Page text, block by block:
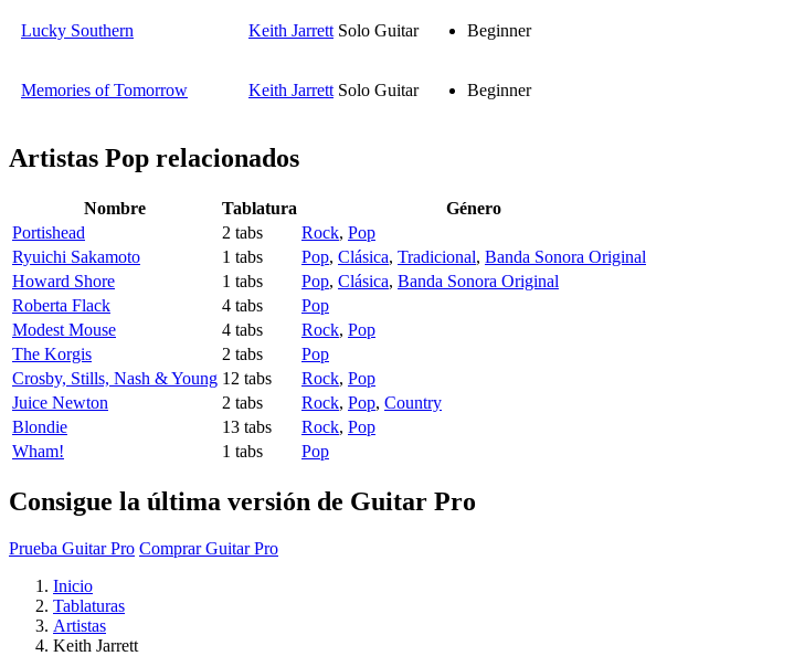
Lucky Southern Keith Jarrett Solo Guitar Beginner
Memories of Tomorrow Keith Jarrett Solo Guitar Beginner
Artistas Pop relacionados
Nombre Tablatura
Género
Portishead
2 tabs Rock, Pop
Ryuichi Sakamoto
1 tabs Pop, Clásica, Tradicional, Banda Sonora Original
Howard Shore
1 tabs Pop, Clásica, Banda Sonora Original
Roberta Flack
4 tabs
Pop
Modest Mouse
4 tabs Rock, Pop
The Korgis
2 tabs
Pop
Crosby, Stills, Nash & Young 12 tabs Rock, Pop
Juice Newton
2 tabs Rock, Pop, Country
Blondie
13 tabs Rock, Pop
Wham!
1 tabs Pop
Consigue la última versión de Guitar Pro
Prueba Guitar Pro Comprar Guitar Pro
Inicio
Tablaturas
Artistas
Keith Jarrett